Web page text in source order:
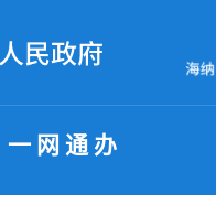
一网通办